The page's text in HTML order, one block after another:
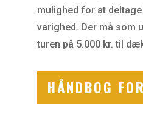
mulighed for at
varighed. Der må som
turen på 5.000 kr. til
HÅNDBOG